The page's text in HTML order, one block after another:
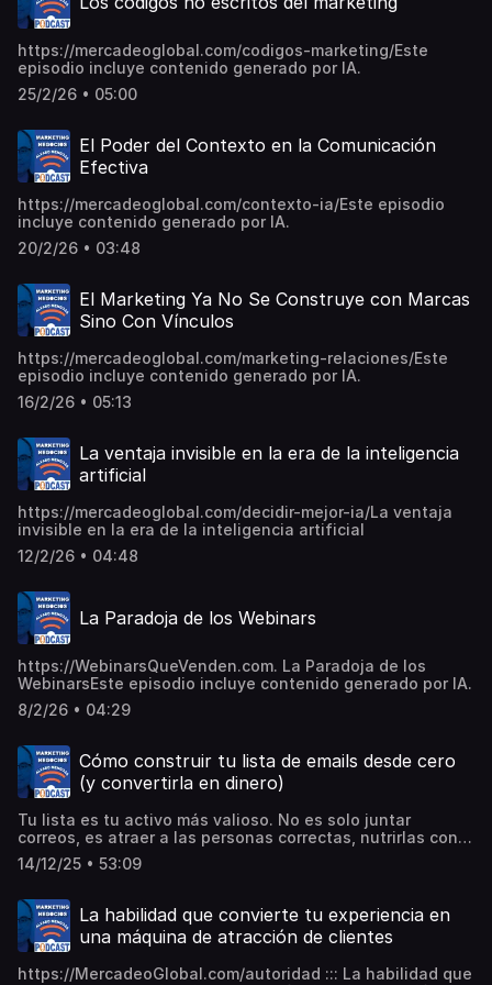
https://mercadeoglobal.com/codigos-marketing/Este
episodio incluye contenido generado por IA.
25/2/26 • 05:00
El Poder del Contexto en la Comunicación
Efectiva
https://mercadeoglobal.com/contexto-ia/Este episodio
incluye contenido generado por IA.
20/2/26 • 03:48
El Marketing Ya No Se Construye con Marcas
Sino Con Vínculos
https://mercadeoglobal.com/marketing-relaciones/Este
episodio incluye contenido generado por IA.
16/2/26 • 05:13
La ventaja invisible en la era de la inteligencia
artificial
https://mercadeoglobal.com/decidir-mejor-ia/La ventaja
invisible en la era de la inteligencia artificial
12/2/26 • 04:48
La Paradoja de los Webinars
https://WebinarsQueVenden.com. La Paradoja de los
WebinarsEste episodio incluye contenido generado por IA.
8/2/26 • 04:29
Cómo construir tu lista de emails desde cero
(y convertirla en dinero)
Tu lista es tu activo más valioso. No es solo juntar
correos, es atraer a las personas correctas, nutrirlas con
tu contenido y convertirlas en clientes que confían en ti y
te compran más de una vez. Por eso no es “una” lista,
nivel de compra. Para empezar desde cero necesitas un
imán de prospección: algo de valor que la gente quiera a
cambio de su email. Puede ser un microlibro, un reporte
por email, un reto de 5 días o incluso un evento virtual. La
14/12/25 • 53:09
La habilidad que convierte tu experiencia en
una máquina de atracción de clientes
https://MercadeoGlobal.com/autoridad ::: La habilidad que